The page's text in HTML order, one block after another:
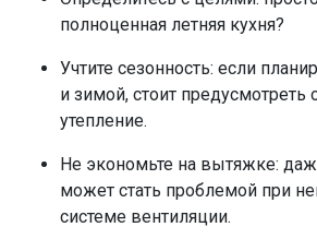
полноценная летняя кухня?
Учтите сезонность: если
и зимой, стоит предусмотреть
утепление.
Не экономьте на вытяжке:
может стать проблемой при
системе вентиляции.